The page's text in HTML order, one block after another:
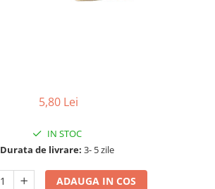
5,80 Lei
IN STOC
Durata de livrare: 3- 5 zile
ADAUGA IN COS